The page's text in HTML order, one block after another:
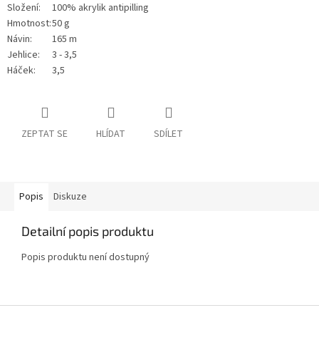
Složení:
100% akrylik antipilling
Hmotnost:50 g
Návin:
165 m
Jehlice:
3 - 3,5
Háček:
3,5
ZEPTAT SE HLÍDAT SDÍLET
Popis Diskuze
Detailní popis produktu
Popis produktu není dostupný